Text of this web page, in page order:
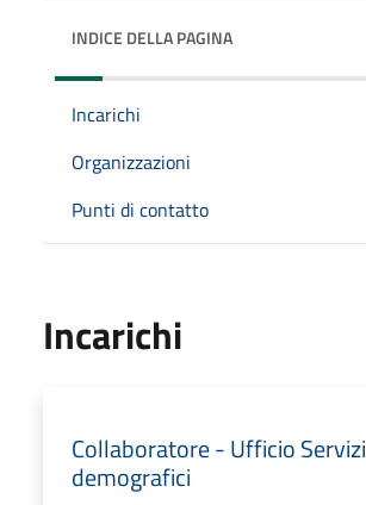
INDICE DELLA PAGINA
Incarichi
Organizzazioni
Punti di contatto
Incarichi
Collaboratore - Ufficio Servizi
demografici